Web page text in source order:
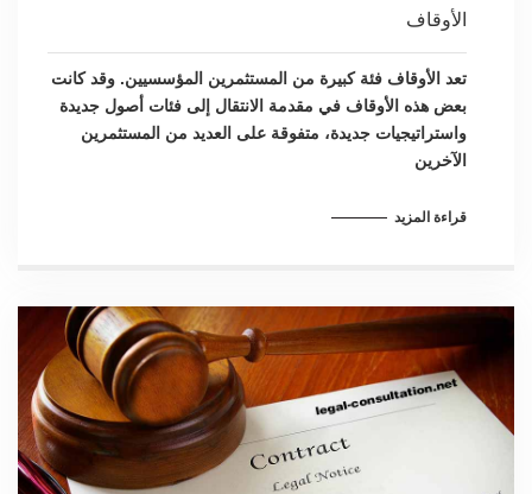
الأوقاف
تعد الأوقاف فئة كبيرة من المستثمرين المؤسسيين. وقد كانت
بعض هذه الأوقاف في مقدمة الانتقال إلى فئات أصول جديدة
واستراتيجيات جديدة، متفوقة على العديد من المستثمرين
الآخرين
قراءة المزيد